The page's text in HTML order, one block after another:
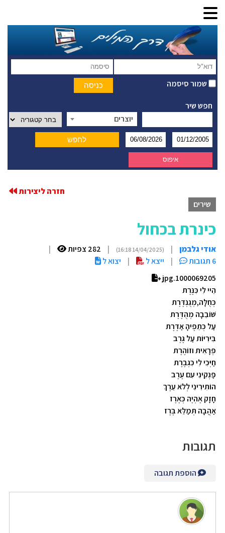
שמור סיסמה
חפש שיר
יוצרים
חזרה ליצירות
שירים
כינרת בכחול
אודי גלבמן |
(14/04/2025 16:18)
| 282 צפיות
|
6 תגובות
| ייצא ל |
יצוא ל
1000069205.jpg
הֵיי לִי כִּנֶּרֶת
כְּחֻלָּה,מְגֻנְדֶּרֶת
שׁוֹבֵבָה מְהֻדֶּרֶת
עַל כְּתֵפֶיהָ אַדֶּרֶת
בִּירִיּוֹת עַל גֶּרֶב
פְּרָאִית וזוֹהֶרֶת
חַיְּכִי לִי כִּגְבֶרֶת
פַּנְּקִינִי עִם עֶרֶב
הוֹתִירִינִי לְלֹא עֵרֶךְ
חָזָק אֶהְיֶה כְּאֶרֶז
אַהֲבָה תְּמַלֵּא בֶּרֶז
תגובות
הוספת תגובה